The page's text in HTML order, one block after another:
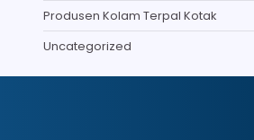
Produsen Kolam Terpal Kotak
Uncategorized